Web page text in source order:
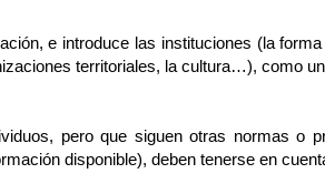
e introduce las instituciones (la
territoriales, la cultura…), como
pero que siguen otras normas o
disponible), deben tenerse en